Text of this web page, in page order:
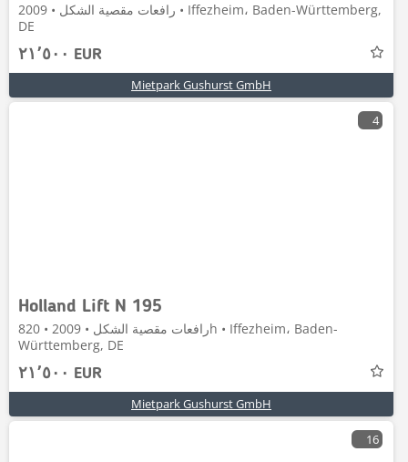
رافعات مقصية الشكل • 2009 • Iffezheim، Baden-Württemberg,
DE
٢١٬٥٠٠ EUR
Mietpark Gushurst GmbH
4
Holland Lift N 195
رافعات مقصية الشكل • 2009 • 820h • Iffezheim، Baden-
Württemberg, DE
٢١٬٥٠٠ EUR
Mietpark Gushurst GmbH
16